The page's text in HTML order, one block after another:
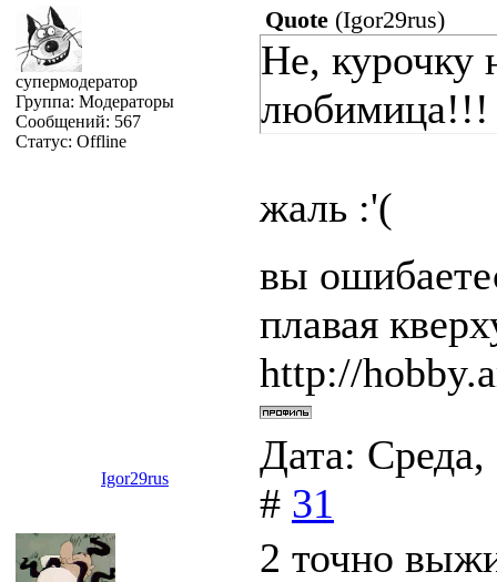
супермодератор
Группа: Модераторы
Сообщений: 567
Статус: Offline
Quote(Igor29rus)
Не, курочку
любимица!!!
жаль :'(
вы
плавая
http://
Igor29rus
Дата:
# 31
2 точно